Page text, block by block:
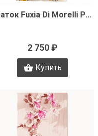
Быстрый просмотрПлаток Fuxia Di Morelli Pamela J3484
2 750 ₽
Купить